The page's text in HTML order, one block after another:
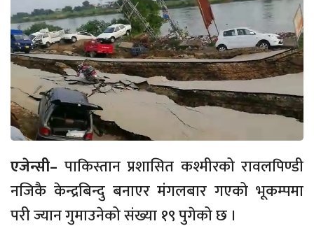
एजेन्सी– पाकिस्तान प्रशासित कश्मीरको रावलपिण्डी
नजिकै केन्द्रबिन्दु बनाएर मंगलबार गएको भूकम्पमा
परी ज्यान गुमाउनेको संख्या १९ पुगेको छ ।